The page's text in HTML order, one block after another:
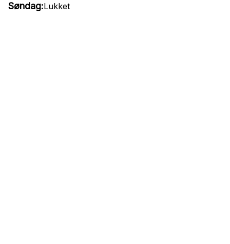
Søndag:Lukket